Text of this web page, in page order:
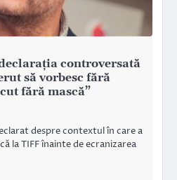
controversată
să vorbesc fără
fără mască”
despre contextul în care a
la TIFF înainte de ecranizarea